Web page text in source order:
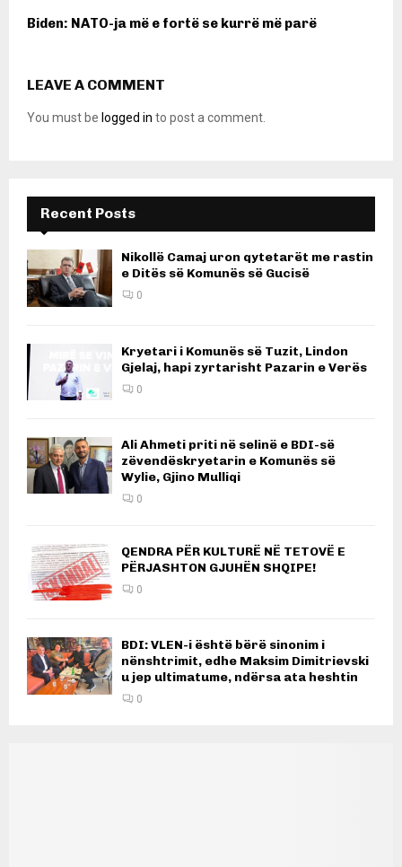
Biden: NATO-ja më e fortë se kurrë më parë
LEAVE A COMMENT
You must be logged in to post a comment.
Recent Posts
Nikollë Camaj uron qytetarët me rastin
e Ditës së Komunës së Gucisë
0
Kryetari i Komunës së Tuzit, Lindon
Gjelaj, hapi zyrtarisht Pazarin e Verës
0
Ali Ahmeti priti në selinë e BDI-së
zëvendëskryetarin e Komunës së
Wylie, Gjino Mulliqi
0
QENDRA PËR KULTURË NË TETOVË E
PËRJASHTON GJUHËN SHQIPE!
0
BDI: VLEN-i është bërë sinonim i
nënshtrimit, edhe Maksim Dimitrievski
u jep ultimatume, ndërsa ata heshtin
0